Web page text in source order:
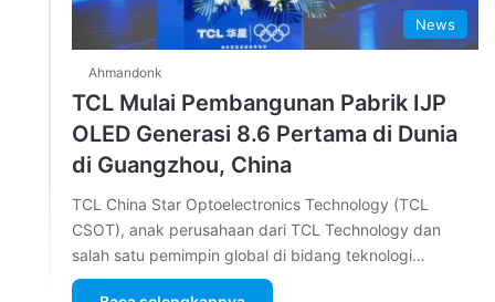
News
Ahmandonk
TCL Mulai Pembangunan Pabrik IJP
OLED Generasi 8.6 Pertama di Dunia
di Guangzhou, China
TCL China Star Optoelectronics Technology (TCL
CSOT), anak perusahaan dari TCL Technology dan
salah satu pemimpin global di bidang teknologi…